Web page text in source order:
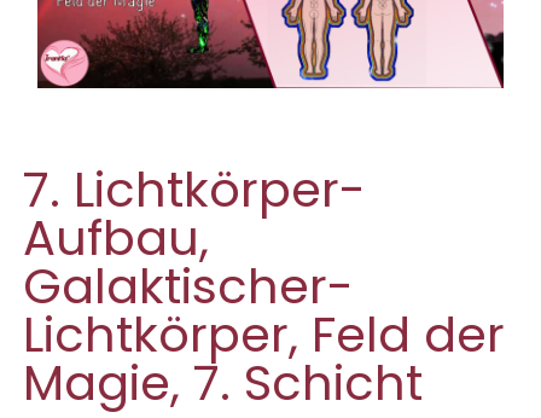
7. Lichtkörper-
Aufbau,
Galaktischer-
Lichtkörper, Feld der
Magie, 7. Schicht